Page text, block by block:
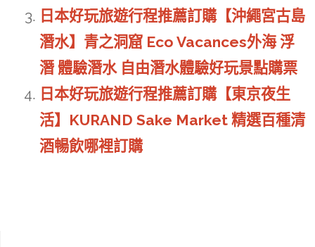
日本好玩旅遊行程推薦訂購【沖繩宮古島
潛水】青之洞窟 Eco Vacances外海 浮
潛 體驗潛水 自由潛水體驗好玩景點購票
日本好玩旅遊行程推薦訂購【東京夜生
活】KURAND Sake Market 精選百種清
酒暢飲哪裡訂購